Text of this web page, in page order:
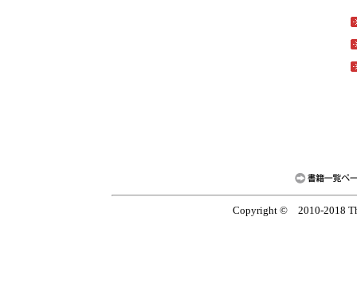
Copyright © 2010-2018